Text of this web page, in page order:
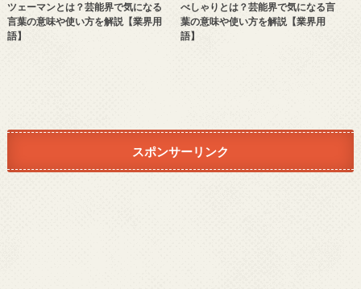
ツェーマンとは？芸能界で気になる
言葉の意味や使い方を解説【業界用
語】
べしゃりとは？芸能界で気になる言
葉の意味や使い方を解説【業界用
語】
スポンサーリンク